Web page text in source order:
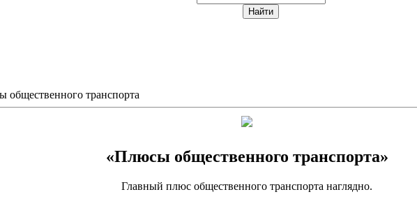
общественного транспорта
«Плюсы общественного транспорта»
Главный плюс общественного транспорта наглядно.